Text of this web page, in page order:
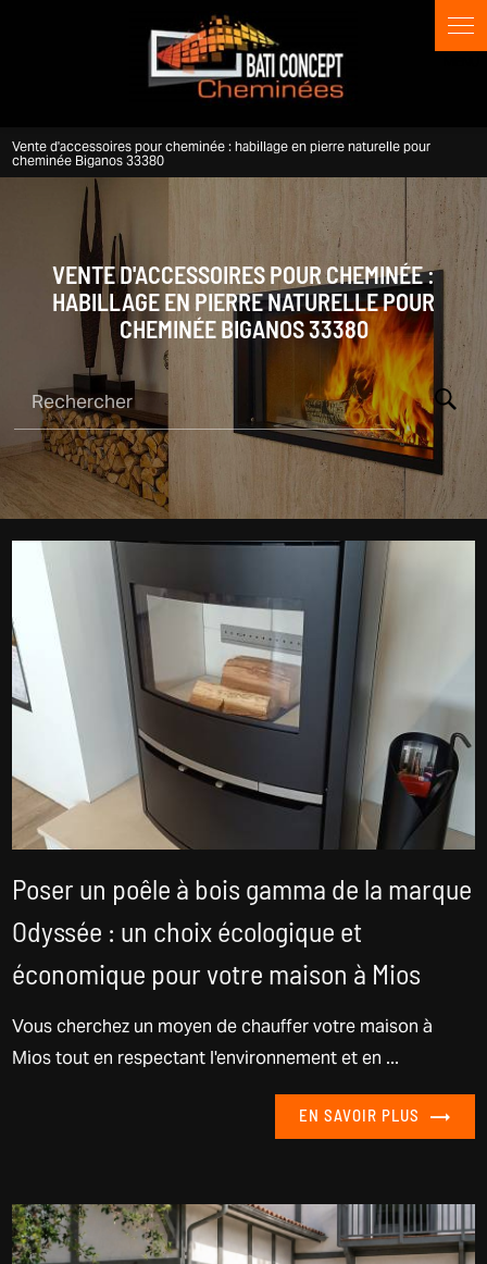
Vente d'accessoires pour cheminée : habillage en pierre naturelle pour
cheminée Biganos 33380
VENTE D'ACCESSOIRES POUR CHEMINÉE :
HABILLAGE EN PIERRE NATURELLE POUR
CHEMINÉE BIGANOS 33380
Rechercher
Poser un poêle à bois gamma de la marque
Odyssée : un choix écologique et
économique pour votre maison à Mios
Vous cherchez un moyen de chauffer votre maison à
Mios tout en respectant l'environnement et en ...
EN SAVOIR PLUS
Panneau de gestion des cookies